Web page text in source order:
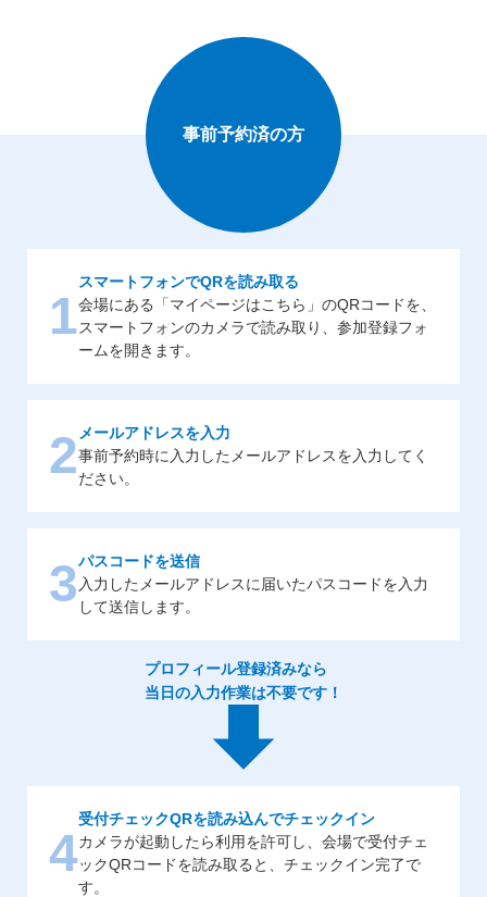
事前予約済の方
1
スマートフォンでQRを読み取る
会場にある「マイページはこちら」のQRコードを、
スマートフォンのカメラで読み取り、参加登録フォ
ームを開きます。
2 メールアドレスを入力
事前予約時に入力したメールアドレスを入力してく
ださい。
3パスコードを送信
入力したメールアドレスに届いたパスコードを入力
して送信します。
プロフィール登録済みなら
当日の入力作業は不要です！
4
受付チェックQRを読み込んでチェックイン
カメラが起動したら利用を許可し、会場で受付チェ
ックQRコードを読み取ると、チェックイン完了で
す。